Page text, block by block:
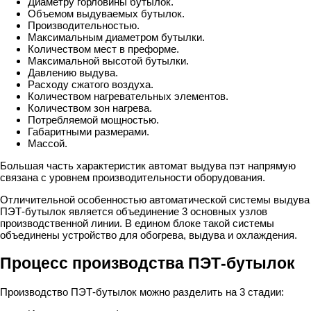
Объемом выдуваемых бутылок.
Производительностью.
Максимальным диаметром бутылки.
Количеством мест в преформе.
Максимальной высотой бутылки.
Давлению выдува.
Расходу сжатого воздуха.
Количеством нагревательных элементов.
Количеством зон нагрева.
Потребляемой мощностью.
Габаритными размерами.
Массой.
Большая часть характеристик автомат выдува пэт напрямую
связана с уровнем производительности оборудования.
Отличительной особенностью автоматической системы выдува
ПЭТ-бутылок является объединение 3 основных узлов
производственной линии. В едином блоке такой системы
объединены устройство для обогрева, выдува и охлаждения.
Процесс производства ПЭТ-бутылок
Производство ПЭТ-бутылок можно разделить на 3 стадии: